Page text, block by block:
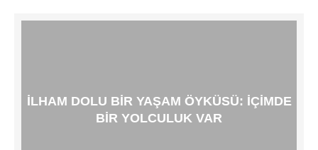
İLHAM DOLU BIR YAŞAM ÖYKÜSÜ: İÇIMDE
BIR YOLCULUK VAR